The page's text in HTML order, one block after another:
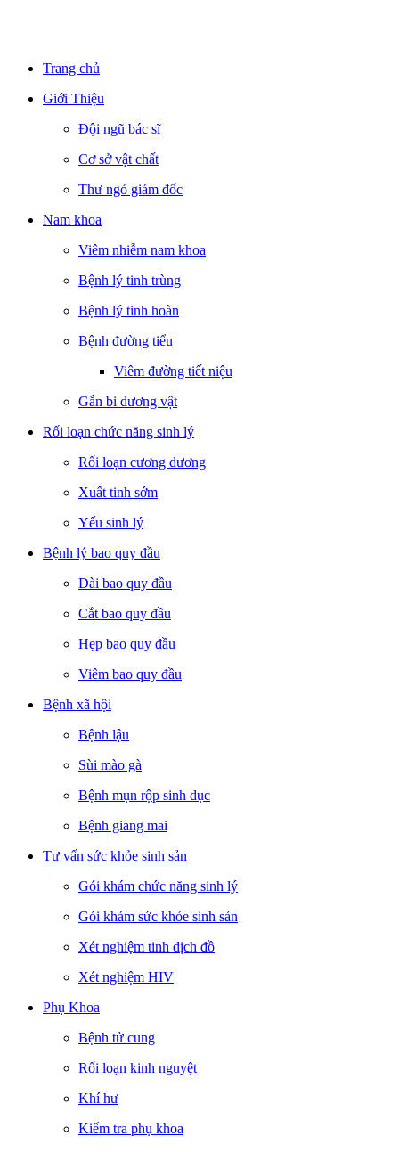
Trang chủ
Giới Thiệu
Đội ngũ bác sĩ
Cơ sở vật chất
Thư ngỏ giám đốc
Nam khoa
Viêm nhiễm nam khoa
Bệnh lý tinh trùng
Bệnh lý tinh hoàn
Bệnh đường tiểu
Viêm đường tiết niệu
Gắn bi dương vật
Rối loạn chức năng sinh lý
Rối loạn cương dương
Xuất tinh sớm
Yếu sinh lý
Bệnh lý bao quy đầu
Dài bao quy đầu
Cắt bao quy đầu
Hẹp bao quy đầu
Viêm bao quy đầu
Bệnh xã hội
Bệnh lậu
Sùi mào gà
Bệnh mụn rộp sinh dục
Bệnh giang mai
Tư vấn sức khỏe sinh sản
Gói khám chức năng sinh lý
Gói khám sức khỏe sinh sản
Xét nghiệm tinh dịch đồ
Xét nghiệm HIV
Phụ Khoa
Bệnh tử cung
Rối loạn kinh nguyệt
Khí hư
Kiểm tra phụ khoa